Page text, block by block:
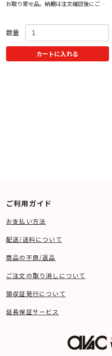
お取り寄せ品。納期は注文確認後にご案
数量
カートに入れる
ご利用ガイド
お支払い方法
配送/送料について
商品の不良/返品
ご注文の取り消しについて
領収証発行について
延長保証サービス